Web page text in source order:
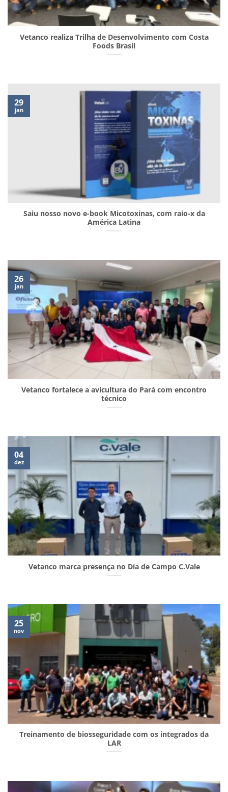
Vetanco realiza Trilha de Desenvolvimento com Costa
Foods Brasil
Saiu nosso novo e-book Micotoxinas, com raio-x da
América Latina
29
jan
Vetanco fortalece a avicultura do Pará com encontro
técnico
26
jan
Vetanco marca presença no Dia de Campo C.Vale
04
dez
Treinamento de biosseguridade com os integrados da
LAR
25
nov